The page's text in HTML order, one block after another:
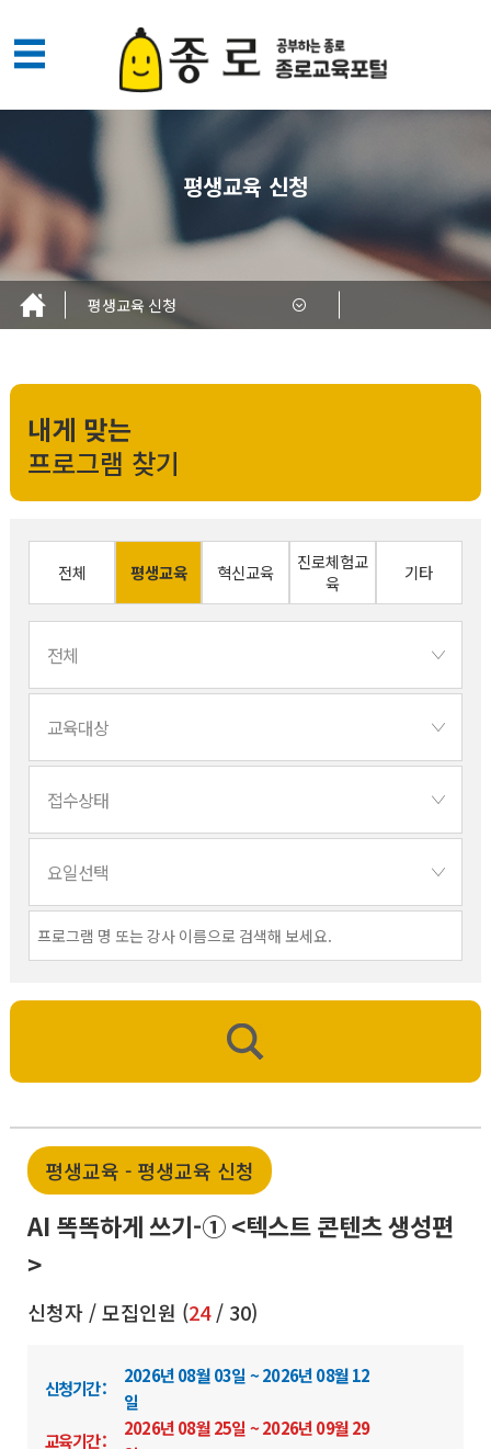
메
평생교육 신청
평생교육 신청
내게 맞는
프로그램 찾기
전체 평생교육 혁신교육
진로체험교
육
기타
평생교육 - 평생교육 신청
AI 똑똑하게 쓰기-① <텍스트 콘텐츠 생성편
>
신청자 / 모집인원 (24/ 30)
신청기간 :
2026년 08월 03일 ~ 2026년 08월 12
일
교육기간 :
2026년 08월 25일 ~ 2026년 09월 29